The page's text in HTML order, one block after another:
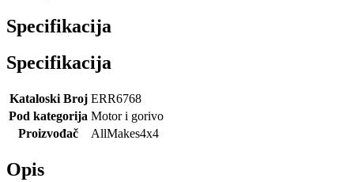
Specifikacija
Specifikacija
Kataloski Broj ERR6768
Pod kategorija Motor i gorivo
Proizvođač
AllMakes4x4
Opis